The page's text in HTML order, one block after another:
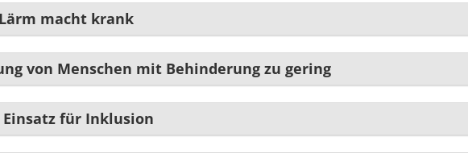
macht krank
von Menschen mit Behinderung zu gering
für Inklusion